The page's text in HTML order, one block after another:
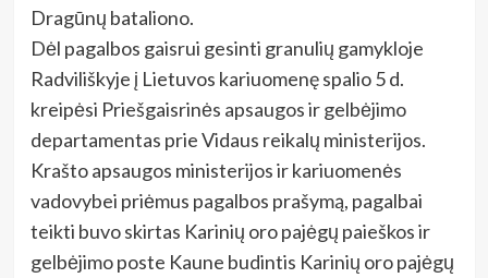
Dragūnų bataliono.
Dėl pagalbos gaisrui gesinti granulių gamykloje
Radviliškyje į Lietuvos kariuomenę spalio 5 d.
kreipėsi Priešgaisrinės apsaugos ir gelbėjimo
departamentas prie Vidaus reikalų ministerijos.
Krašto apsaugos ministerijos ir kariuomenės
vadovybei priėmus pagalbos prašymą, pagalbai
teikti buvo skirtas Karinių oro pajėgų paieškos ir
gelbėjimo poste Kaune budintis Karinių oro pajėgų